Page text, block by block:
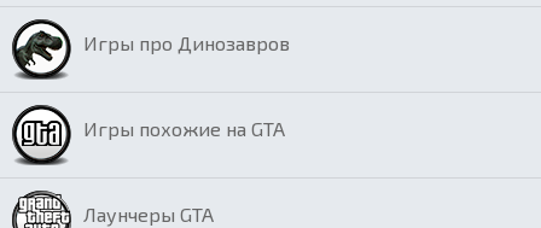
Игры про Динозавров
Игры похожие на GTA
Лаунчеры GTA